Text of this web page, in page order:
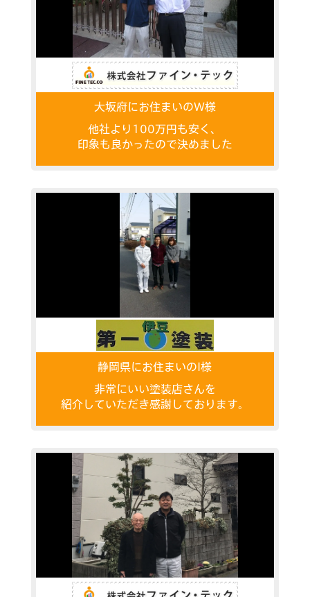
大坂府にお住まいのW様
他社より100万円も安く、
印象も良かったので決めました
静岡県にお住まいのI様
非常にいい塗装店さんを
紹介していただき感謝しております。